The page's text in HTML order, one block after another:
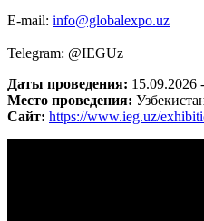
E-mail: info@globalexpo.uz
Telegram: @IEGUz
Даты проведения: 15.09.2026
Место проведения:
Сайт: https://www.ieg.uz/